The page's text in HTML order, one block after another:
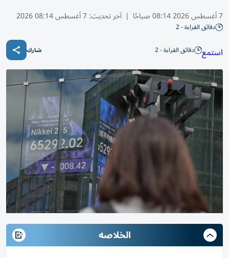
7 أغسطس 2026 08:14 صباحًا | آخر تحديث:7 أغسطس 08:14 2026
دقائق القراءة - 2
استمع دقائق القراءة - 2 شارك
الخلاصه